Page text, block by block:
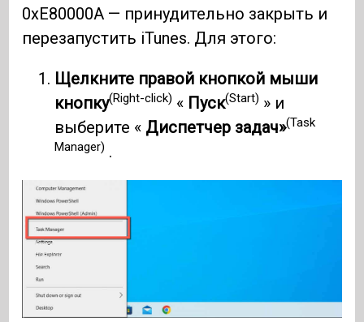
0xE80000A — принудительно закрыть и
перезапустить iTunes. Для этого:
Щелкните правой кнопкой мыши
кнопку(Right-click) « Пуск(Start) » и
выберите « Диспетчер задач»(Task
Manager) .